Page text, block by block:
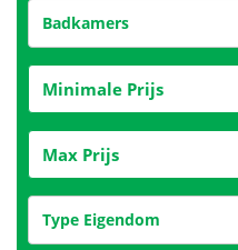
Badkamers
Type Eigendom